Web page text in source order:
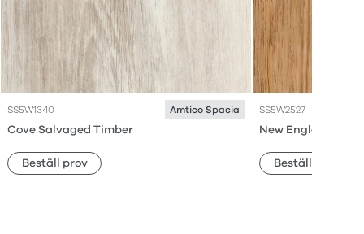
SS5W1340 Amtico Spacia
Cove Salvaged Timber
Beställ prov
SS5W2527
New England Oak
Beställ prov